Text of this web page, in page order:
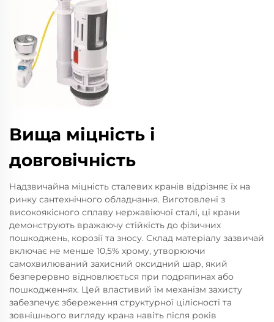
Вища міцність і
довговічність
Надзвичайна міцність сталевих кранів відрізняє їх на
ринку сантехнічного обладнання. Виготовлені з
високоякісного сплаву нержавіючої сталі, ці крани
демонструють вражаючу стійкість до фізичних
пошкоджень, корозії та зносу. Склад матеріалу зазвичай
включає не менше 10,5% хрому, утворюючи
самохвилюваний захисний оксидний шар, який
безперервно відновлюється при подряпинах або
пошкодженнях. Цей властивий їм механізм захисту
забезпечує збереження структурної цілісності та
зовнішнього вигляду крана навіть після років